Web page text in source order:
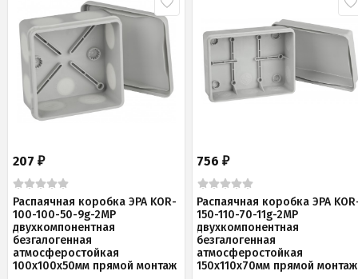
207 ₽
Распаячная коробка ЭРА KOR-
100-100-50-9g-2MP
двухкомпонентная
безгалогенная
атмосферостойкая
100х100х50мм прямой монтаж
756₽
Распаячная коробка ЭРА
150-110-70-11g-2MP
двухкомпонентная
безгалогенная
атмосферостойкая
150х110х70мм прямой монтаж